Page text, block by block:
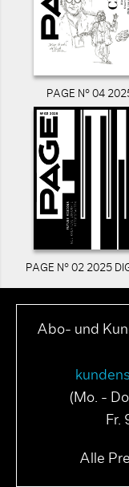
PAGE N° 04
PAGE N° 02 2025
Abo- und
(Mo. -
Fr.
Alle